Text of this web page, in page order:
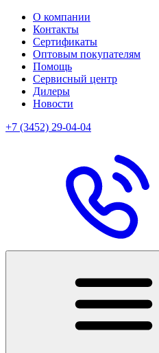
О компании
Контакты
Сертификаты
Оптовым покупателям
Помощь
Сервисный центр
Дилеры
Новости
+7 (3452) 29-04-04